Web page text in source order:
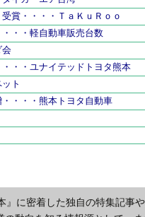
賞・・・・ＴａＫｕＲｏｏ
・・軽自動車販売台数
会
・・ユナイテッドトヨタ熊本
ト
・・・熊本トヨタ自動車
』に密着した独自の特集記事